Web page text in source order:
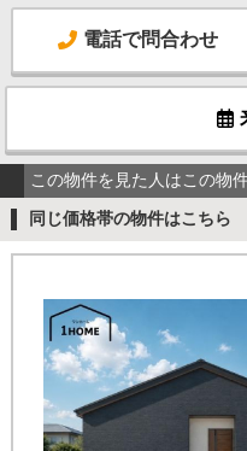
電話で問合わせ
この物件を見た人はこの物
同じ価格帯の物件はこちら